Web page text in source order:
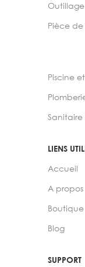
Pièce
Piscine
LIENS
Accueil
A propos
Boutique
Blog
SUPPORT